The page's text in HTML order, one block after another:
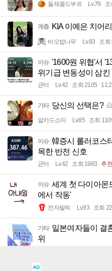
돌체콜드부르 Lv.79 조
계층 KIA 이예은 치어
바오밥나무 Lv.83 조회
이슈 '1600원 위협'서
위기급 변동성이 삼킨
균터 Lv.42 조회 2105
기타 당신의 선택은?
알카드소마 Lv.85 조회
이슈 韓증시 롤러코스
목한 반전 신호
균터 Lv.42 조회 1983 추
이슈 세계 첫 다이아
에서 작동'
전자팔찌 Lv.93 조회
기타 일본여자들이 결
위
AD